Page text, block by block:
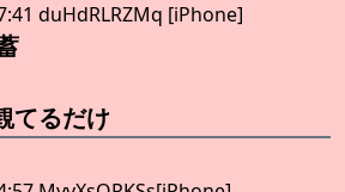
duHdRLRZMq [iPhone]
てるだけ